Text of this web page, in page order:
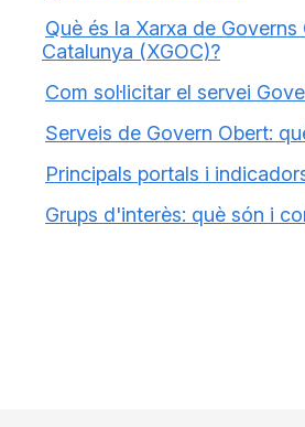
Què és la Xarxa de Governs
Catalunya (XGOC)?
Com sol·licitar el servei
Serveis de Govern Obert:
Principals portals i
Grups d'interès: què són i